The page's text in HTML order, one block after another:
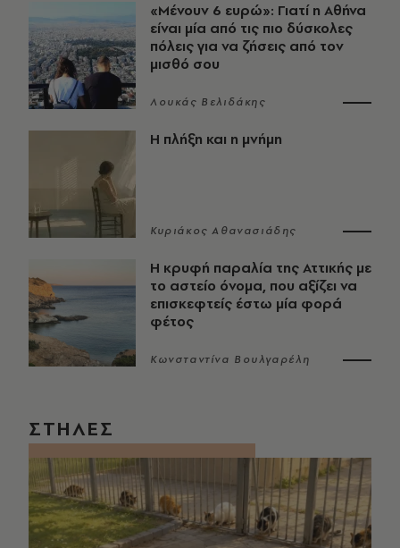
«Μένουν 6 ευρώ»: Γιατί η Αθήνα
είναι μία από τις πιο δύσκολες
πόλεις για να ζήσεις από τον
μισθό σου
Λουκάς Βελιδάκης
Η πλήξη και η μνήμη
Κυριάκος Αθανασιάδης
Η κρυφή παραλία της Αττικής με
το αστείο όνομα, που αξίζει να
επισκεφτείς έστω μία φορά
φέτος
Κωνσταντίνα Βουλγαρέλη
ΣΤΗΛΕΣ